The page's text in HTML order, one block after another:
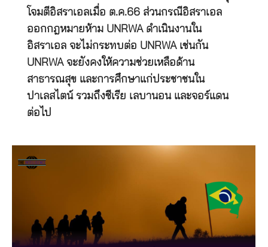
โจมตีอิสราเอลเมื่อ ต.ค.66 ส่วนกรณีอิสราเอล
ออกกฎหมายห้าม UNRWA ดำเนินงานใน
อิสราเอล จะไม่กระทบต่อ UNRWA เช่นกัน
UNRWA จะยังคงให้ความช่วยเหลือด้าน
สาธารณสุข และการศึกษาแก่ประชาชนใน
ปาเลสไตน์ รวมถึงซีเรีย เลบานอน และจอร์แดน
ต่อไป